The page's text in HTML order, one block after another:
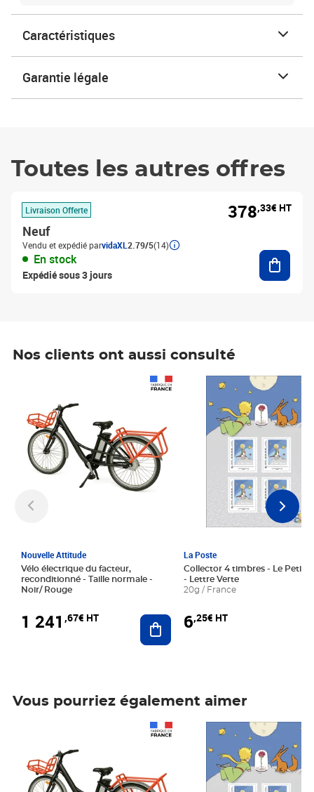
Caractéristiques
Garantie légale
Toutes les autres offres
Livraison Offerte
Neuf
Vendu et expédié parvidaXL 2.79/5(14)
En stock
Expédié sous 3 jours
378,33€ HT
Nos clients ont aussi consulté
Nouvelle Attitude
Vélo électrique du facteur,
reconditionné - Taille normale -
Noir/ Rouge
1 241 ,67€ HT Ajouter au panier
La Poste
Collector 4 timbres - Le Petit
- Lettre Verte
20g / France
6,25€ HT
Prix 6,25€ HT
Vous pourriez également aimer
Prix 6,25€ HT